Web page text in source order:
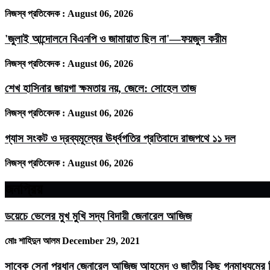
নিজস্ব প্রতিবেদক : August 06, 2026
'জুলাই আন্দোলনে বিএনপি ও জামায়াত ছিল না'—ফয়জুল করীম
নিজস্ব প্রতিবেদক : August 06, 2026
শেখ হাসিনার জায়গা ক্ষমতায় নয়, জেলে: সোহেল তাজ
নিজস্ব প্রতিবেদক : August 06, 2026
গ্যাস সংকট ও দ্রব্যমূল্যের ঊর্ধ্বগতির প্রতিবাদে রাজপথে ১১ দল
নিজস্ব প্রতিবেদক : August 06, 2026
ডয়েচে ভেলের মুখ মুখি সদ্য বিদায়ী জেনারেল আজিজ
মোঃ শাহিদুন আলমDecember 29, 2021
সাবেক সেনা প্রধান জেনারেল আজিজ আহমেদ ও জাতীয় কিছু গনমাধ্যমের